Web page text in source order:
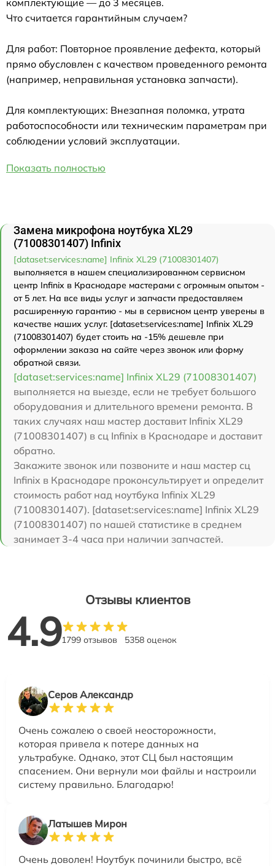
Что считается гарантийным случаем?
Для работ: Повторное проявление дефекта, который
прямо обусловлен с качеством проведенного ремонта
(например, неправильная установка запчасти).
Для комплектующих: Внезапная поломка, утрата
работоспособности или техническим параметрам при
соблюдении условий эксплуатации.
Показать полностью
Замена микрофона ноутбука XL29
(71008301407) Infinix
[dataset:services:name] Infinix XL29 (71008301407)
выполняется в нашем специализированном сервисном
центр Infinix в Краснодаре мастерами с огромным опытом -
от 5 лет. На все виды услуг и запчасти предоставляем
расширенную гарантию - мы в сервисном центр уверены в
качестве наших услуг. [dataset:services:name] Infinix XL29
(71008301407) будет стоить на -15% дешевле при
оформлении заказа на сайте через звонок или форму
обратной связи.
[dataset:services:name] Infinix XL29 (71008301407)
выполняется на выезде, если не требует большого
оборудования и длительного времени ремонта. В
таких случаях наш мастер доставит Infinix XL29
(71008301407) в сц Infinix в Краснодаре и доставит
обратно.
Закажите звонок или позвоните и наш мастер сц
Infinix в Краснодаре проконсультирует и определит
стоимость работ над ноутбука Infinix XL29
(71008301407). [dataset:services:name] Infinix XL29
(71008301407) по нашей статистике в среднем
занимает 3-4 часа при наличии запчастей.
Отзывы клиентов
4.91799 отзывов 5358 оценок
Серов Александр
Очень сожалею о своей неосторожности,
которая привела к потере данных на
ультрабуке. Однако, этот СЦ был настоящим
спасением. Они вернули мои файлы и настроили
систему правильно. Благодарю!
Латышев Мирон
Очень доволен! Ноутбук починили быстро, всё